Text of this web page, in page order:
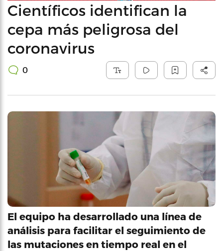
Científicos identifican la
cepa más peligrosa del
coronavirus
0
El equipo ha desarrollado una línea de
análisis para facilitar el seguimiento de
las mutaciones en tiempo real en el